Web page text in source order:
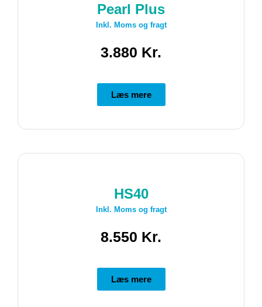
Pearl Plus
Inkl. Moms og fragt
3.880 Kr.
Læs mere
HS40
Inkl. Moms og fragt
8.550 Kr.
Læs mere